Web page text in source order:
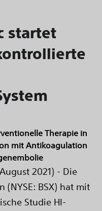
startet
Therapie in
mit Antikoagulation
2021) - Die
(NYSE: BSX) hat mit
Studie HI-